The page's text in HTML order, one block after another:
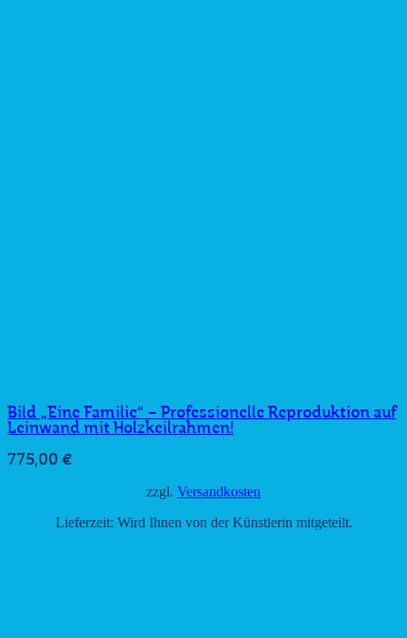
Bild „Eine Familie“ – Professionelle Reproduktion auf
Leinwand mit Holzkeilrahmen!
775,00 €
zzgl. Versandkosten
Lieferzeit: Wird Ihnen von der Künstlerin mitgeteilt.